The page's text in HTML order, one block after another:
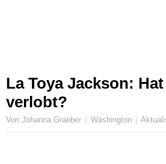
La Toya Jackson:
verlobt?
Von Johanna Graeber Washington